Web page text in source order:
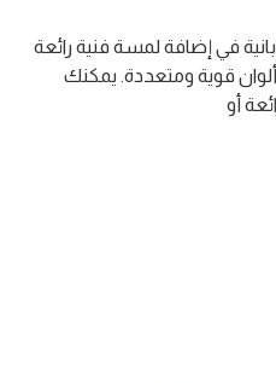
في إضافة لمسة فنية رائعة
ألوان قوية ومتعددة. يمكنك
أو